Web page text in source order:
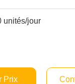
unités/jour
Prix